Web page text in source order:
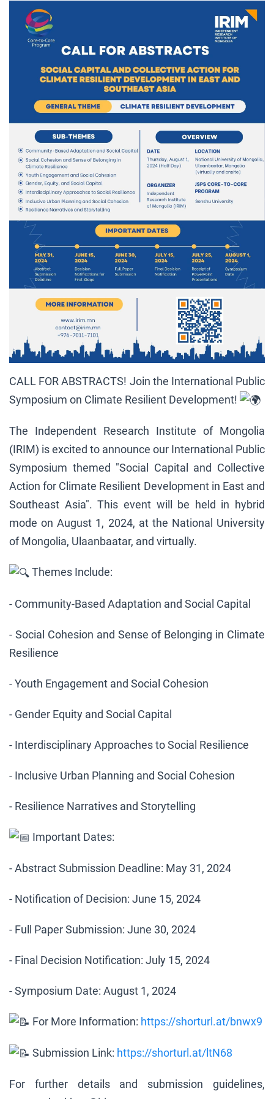
CALL FOR ABSTRACTS! Join the International Public
Symposium on Climate Resilient Development!
The Independent Research Institute of Mongolia
(IRIM) is excited to announce our International Public
Symposium themed "Social Capital and Collective
Action for Climate Resilient Development in East and
Southeast Asia". This event will be held in hybrid
mode on August 1, 2024, at the National University
of Mongolia, Ulaanbaatar, and virtually.
Themes Include:
- Community-Based Adaptation and Social Capital
- Social Cohesion and Sense of Belonging in Climate
Resilience
- Youth Engagement and Social Cohesion
- Gender Equity and Social Capital
- Interdisciplinary Approaches to Social Resilience
- Inclusive Urban Planning and Social Cohesion
- Resilience Narratives and Storytelling
Important Dates:
- Abstract Submission Deadline: May 31, 2024
- Notification of Decision: June 15, 2024
- Full Paper Submission: June 30, 2024
- Final Decision Notification: July 15, 2024
- Symposium Date: August 1, 2024
For More Information: https://shorturl.at/bnwx9
Submission Link: https://shorturl.at/ltN68
For further details and submission guidelines,